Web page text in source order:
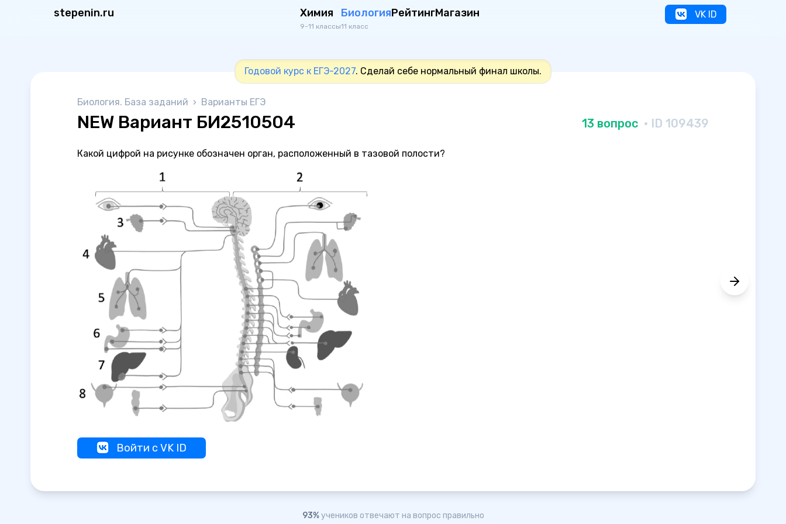
stepenin.ru Химия
9-11 классы
Биология
11 класс
РейтингМагазин VK ID
Годовой курс к ЕГЭ-2027. Сделай себе нормальный финал школы.
Биология. База заданий › Варианты ЕГЭ
NEW Вариант БИ2510504 13 вопрос · ID 109439
Какой цифрой на рисунке обозначен орган, расположенный в тазовой полости?
Войти с VK ID
93%учеников отвечают на вопрос правильно